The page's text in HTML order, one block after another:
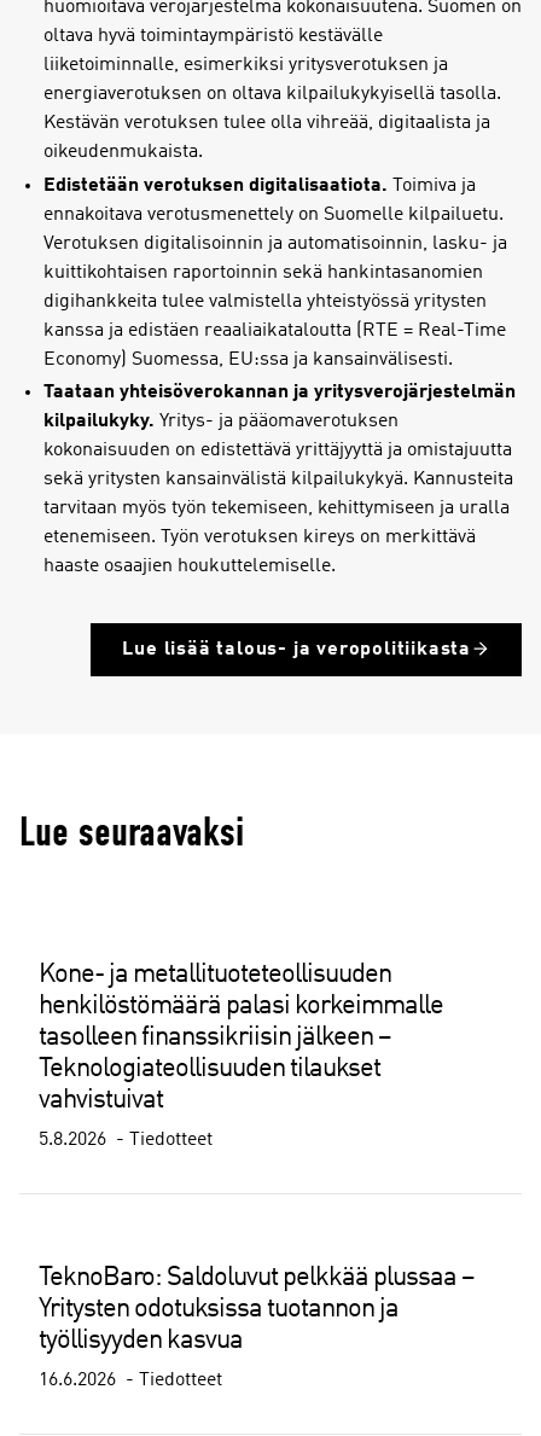
huomioitava verojärjestelmä kokonaisuutena. Suomen on
oltava hyvä toimintaympäristö kestävälle
liiketoiminnalle, esimerkiksi yritysverotuksen ja
energiaverotuksen on oltava kilpailukykyisellä tasolla.
Kestävän verotuksen tulee olla vihreää, digitaalista ja
oikeudenmukaista.
Edistetään verotuksen digitalisaatiota. Toimiva ja
ennakoitava verotusmenettely on Suomelle kilpailuetu.
Verotuksen digitalisoinnin ja automatisoinnin, lasku- ja
kuittikohtaisen raportoinnin sekä hankintasanomien
digihankkeita tulee valmistella yhteistyössä yritysten
kanssa ja edistäen reaaliaikataloutta (RTE = Real-Time
Economy) Suomessa, EU:ssa ja kansainvälisesti.
Taataan yhteisöverokannan ja yritysverojärjestelmän
kilpailukyky. Yritys- ja pääomaverotuksen
kokonaisuuden on edistettävä yrittäjyyttä ja omistajuutta
sekä yritysten kansainvälistä kilpailukykyä. Kannusteita
tarvitaan myös työn tekemiseen, kehittymiseen ja uralla
etenemiseen. Työn verotuksen kireys on merkittävä
haaste osaajien houkuttelemiselle.
Lue lisää talous- ja veropolitiikasta
Lue seuraavaksi
Kone- ja metallituoteteollisuuden
henkilöstömäärä palasi korkeimmalle
tasolleen finanssikriisin jälkeen –
Teknologiateollisuuden tilaukset
vahvistuivat
5.8.2026 Tiedotteet
TeknoBaro: Saldoluvut pelkkää plussaa –
Yritysten odotuksissa tuotannon ja
työllisyyden kasvua
16.6.2026 Tiedotteet